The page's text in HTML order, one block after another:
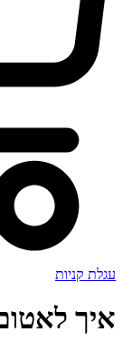
עגלת קניות
איך